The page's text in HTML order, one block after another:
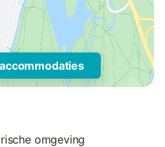
omgeving